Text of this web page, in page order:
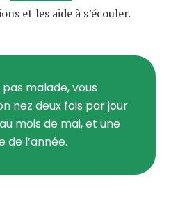
et les aide à s’écouler.
malade, vous
nez deux fois par jour
mois de mai, et une
de l’année.